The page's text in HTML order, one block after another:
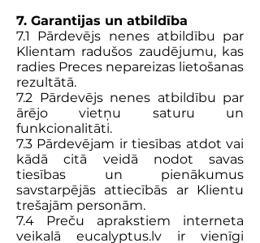
7. Garantijas un atbildība
7.1 Pārdevējs nenes atbildību par
Klientam radušos zaudējumu, kas
radies Preces nepareizas lietošanas
rezultātā.
7.2 Pārdevējs nenes atbildību par
ārējo vietņu saturu un
funkcionalitāti.
7.3 Pārdevējam ir tiesības atdot vai
kādā citā veidā nodot savas
tiesības un pienākumus
savstarpējās attiecībās ar Klientu
trešajām personām.
7.4 Preču aprakstiem interneta
veikalā eucalyptus.lv ir vienīgi